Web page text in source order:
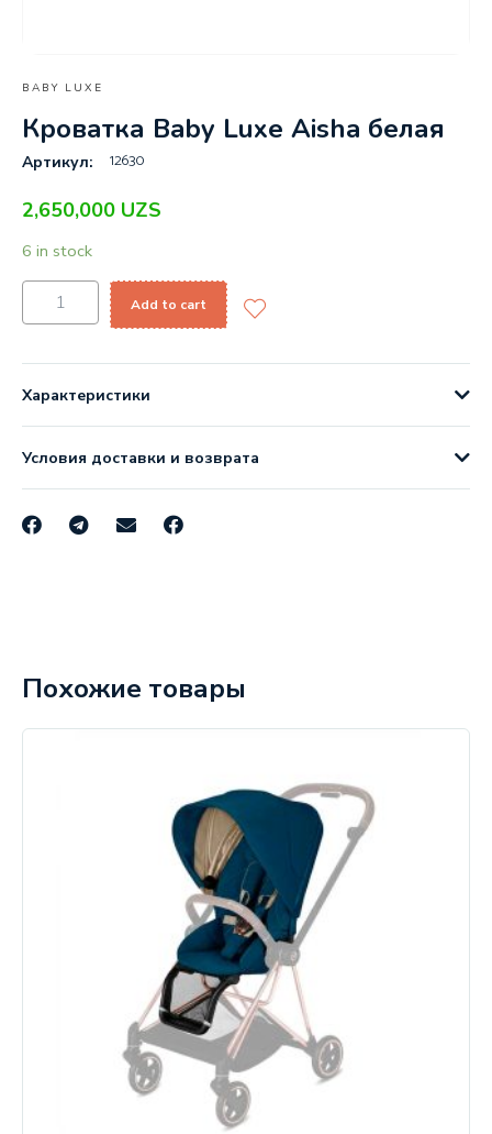
BABY LUXE
Кроватка Baby Luxe Aisha белая
Артикул: 12630
2,650,000 UZS
6 in stock
Add to cart
Характеристики
Условия доставки и возврата
Похожие товары